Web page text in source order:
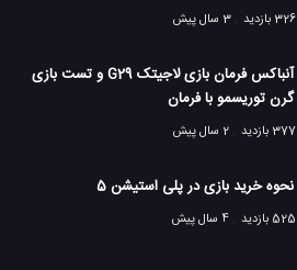
326 بازدید
3 سال پیش
آنباکس فرمان بازی لاجیتک G29 و تست بازی
گرن توریسمو با فرمان
377 بازدید
2 سال پیش
نحوه خرید بازی در پلی استیشن 5
525 بازدید 4 سال پیش